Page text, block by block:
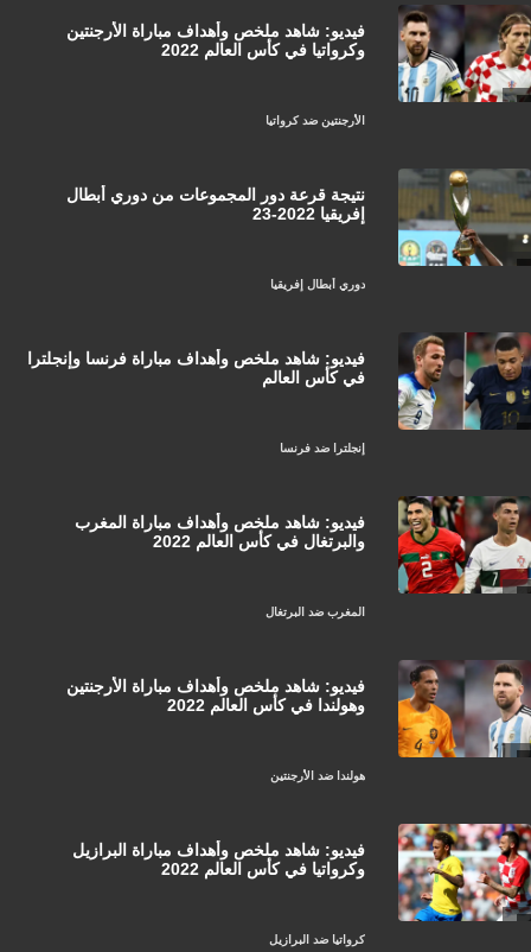
الأرجنتين ضد كرواتيا
فيديو: شاهد ملخص وأهداف مباراة الأرجنتين
وكرواتيا في كأس العالم 2022
دوري أبطال إفريقيا
نتيجة قرعة دور المجموعات من دوري أبطال
إفريقيا 2022-23
إنجلترا ضد فرنسا
فيديو: شاهد ملخص وأهداف مباراة فرنسا وإنجلترا
في كأس العالم
المغرب ضد البرتغال
فيديو: شاهد ملخص وأهداف مباراة المغرب
والبرتغال في كأس العالم 2022
هولندا ضد الأرجنتين
فيديو: شاهد ملخص وأهداف مباراة الأرجنتين
وهولندا في كأس العالم 2022
كرواتيا ضد البرازيل
فيديو: شاهد ملخص وأهداف مباراة البرازيل
وكرواتيا في كأس العالم 2022